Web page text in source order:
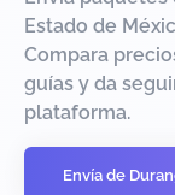
Estado de
Compara
guías y da
plataforma.
Envía de